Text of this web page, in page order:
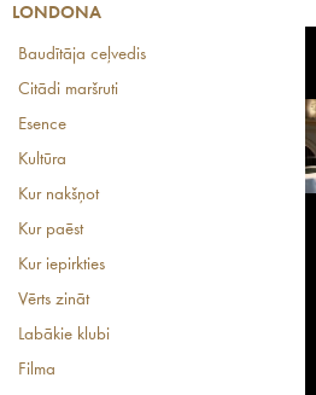
LONDONA
Baudītāja ceļvedis
Citādi maršruti
Esence
Kultūra
Kur nakšņot
Kur paēst
Kur iepirkties
Vērts zināt
Labākie klubi
Filma